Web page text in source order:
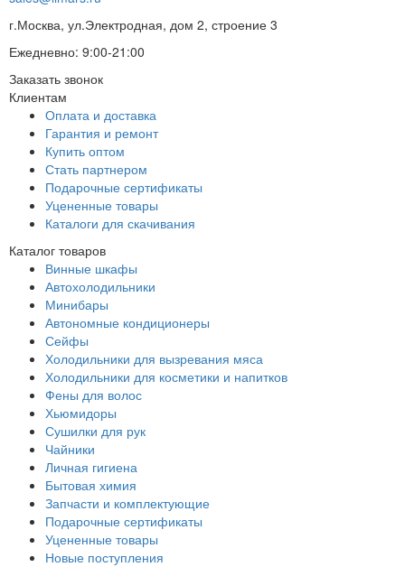
г.Москва, ул.Электродная, дом 2, строение 3
Ежедневно: 9:00-21:00
Заказать звонок
Клиентам
Оплата и доставка
Гарантия и ремонт
Купить оптом
Стать партнером
Подарочные сертификаты
Уцененные товары
Каталоги для скачивания
Каталог товаров
Винные шкафы
Автохолодильники
Минибары
Автономные кондиционеры
Сейфы
Холодильники для вызревания мяса
Холодильники для косметики и напитков
Фены для волос
Хьюмидоры
Сушилки для рук
Чайники
Личная гигиена
Бытовая химия
Запчасти и комплектующие
Подарочные сертификаты
Уцененные товары
Новые поступления